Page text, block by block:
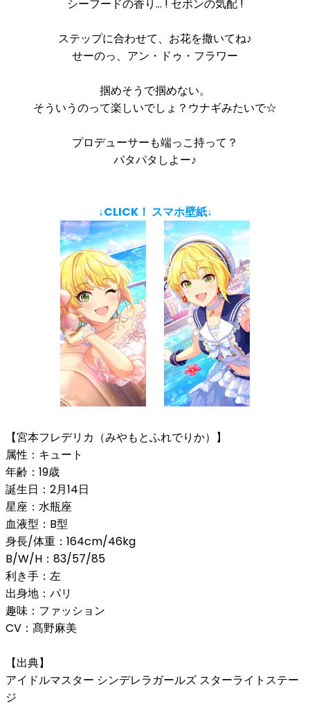
シーフードの香り… ! セボンの気配 !
ステップに合わせて、お花を撒いてね♪
せーのっ、アン・ドゥ・フラワー
掴めそうで掴めない。
そういうのって楽しいでしょ？ウナギみたいで☆
プロデューサーも端っこ持って？
パタパタしよー♪
↓CLICK！ スマホ壁紙↓
【宮本フレデリカ（みやもとふれでりか）】
属性：キュート
年齢：19歳
誕生日：2月14日
星座：水瓶座
血液型：B型
身長/体重：164cm/46kg
B/W/H：83/57/85
利き手：左
出身地：パリ
趣味：ファッション
CV：髙野麻美
【出典】
アイドルマスター シンデレラガールズ スターライトステー
ジ